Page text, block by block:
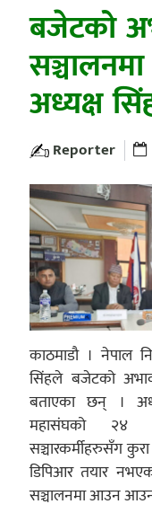
बजेटको
अध्यक्ष
Reporter
काठमाडौ । नेपाल
सिंहले बजेटको
बताएका छन् ।
महासंघको २४
सञ्चारकर्मीहरुसँग
डिपिआर तयार
सञ्चालनमा आउन